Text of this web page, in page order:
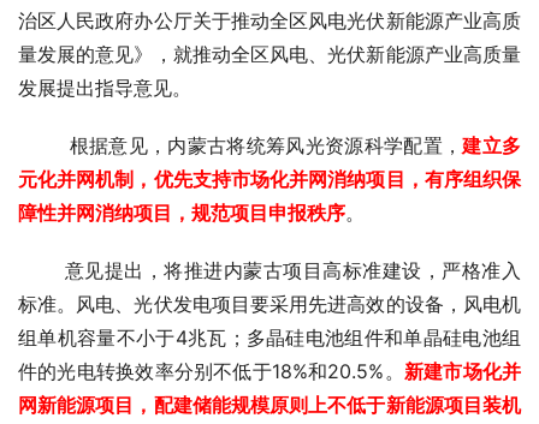
治区人民政府办公厅关于推动全区风电光伏新能源产业高质
量发展的意见》，就推动全区风电、光伏新能源产业高质量
发展提出指导意见。
根据意见，内蒙古将统筹风光资源科学配置，建立多
元化并网机制，优先支持市场化并网消纳项目，有序组织保
障性并网消纳项目，规范项目申报秩序。
意见提出，将推进内蒙古项目高标准建设，严格准入
标准。风电、光伏发电项目要采用先进高效的设备，风电机
组单机容量不小于4兆瓦；多晶硅电池组件和单晶硅电池组
件的光电转换效率分别不低于18%和20.5%。 新建市场化并
网新能源项目，配建储能规模原则上不低于新能源项目装机